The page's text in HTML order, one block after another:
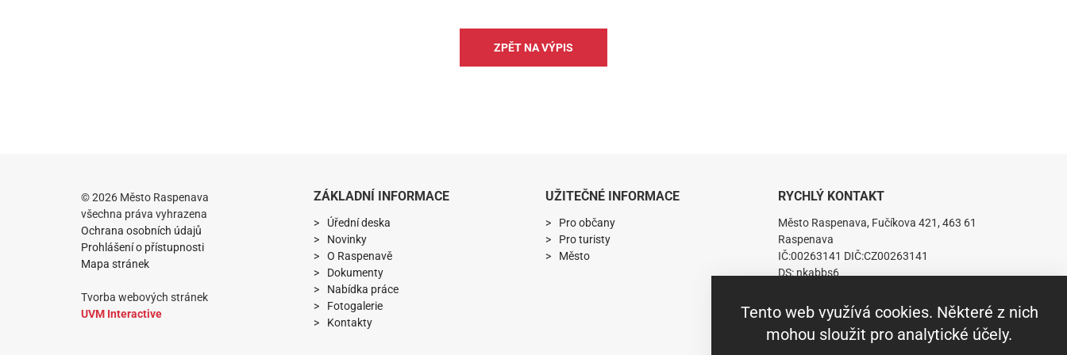
Tento web využívá cookies. Některé z nich
mohou sloužit pro analytické účely.
ZPĚT NA VÝPIS
© 2026 Město Raspenava
všechna práva vyhrazena
Ochrana osobních údajů
Prohlášení o přístupnosti
Mapa stránek
Tvorba webových stránek
UVM Interactive
ZÁKLADNÍ INFORMACE
Úřední deska
Novinky
O Raspenavě
Dokumenty
Nabídka práce
Fotogalerie
Kontakty
UŽITEČNÉ INFORMACE
Pro občany
Pro turisty
Město
RYCHLÝ KONTAKT
Město Raspenava, Fučíkova 421, 463 61
Raspenava
IČ:00263141 DIČ:CZ00263141
DS: nkabbs6
Fax: +420 482 319 229
mesto.raspenava@raspenava.cz